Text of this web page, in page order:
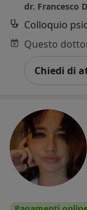
dr. Francesco
Colloquio
Chiedi di